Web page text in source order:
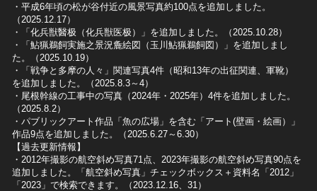
・平成6年頃の松が谷付近の風景写真約100点を追加しました。
（2025.12.17）
・「化兵獣醫极（化兵獣医极）」を追加しました。（2025.10.28）
・「鮎猟鵜飼実施之景況麁絵図（玉川鮎猟鵜飼図）」を追加しまし
た。（2025.10.19）
​・「戦争と多摩の人々」関連写真4件（昭和13年の出征関連、軍靴）
を追加しました。（2025.8.3～4）
​・尾根幹線の工事中の写真（2024年・2025年）4件を追加しました。
（2025.8.2）
​・パブリックアート作品「魚の広場」を含む「アート(壁画・絵画）」
作品9点を追加しました。（2025.6.27～6.30）
【過去更新情報】
・2012年撮影の航空斜め写真71点、2023年撮影の航空斜め写真90点を
追加しました。「航空斜め写真」チェックボックス＋資料名「2012」
「2023」で検索できます。（2023.12.16、31）